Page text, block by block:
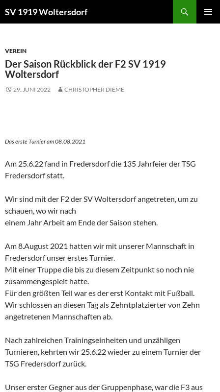
Inhalt
SV 1919 Woltersdorf
VEREIN
Der Saison Rückblick der F2 SV 1919
Woltersdorf
29. JUNI 2022 CHRISTOPHER DIEME
Das erste Turnier am 08.08.2021
Am 25.6.22 fand in Fredersdorf die 135 Jahrfeier der TSG
Fredersdorf statt.
Wir sind mit der F2 der SV Woltersdorf angetreten, um zu
schauen, wo wir nach
einem Jahr Arbeit am Ende der Saison stehen.
Am 8.August 2021 hatten wir mit unserer Mannschaft in
Fredersdorf unser erstes Turnier.
Mit einer Truppe die bis zu diesem Zeitpunkt so noch nie
zusammengespielt hatte.
Für den größten Teil war es der erst Kontakt mit Fußball.
Wir schlossen an diesen Tag als Zehntplatzierter von Zehn
angetretenen Mannschaften ab.
Nach zahlreichen Trainingseinheiten und unzähligen
Turnieren, kehrten wir 25.6.22 wieder zu einem Turnier der
TSG Fredersdorf zurück.
Unser erster Gegner aus der Gruppenphase, war die F3 aus